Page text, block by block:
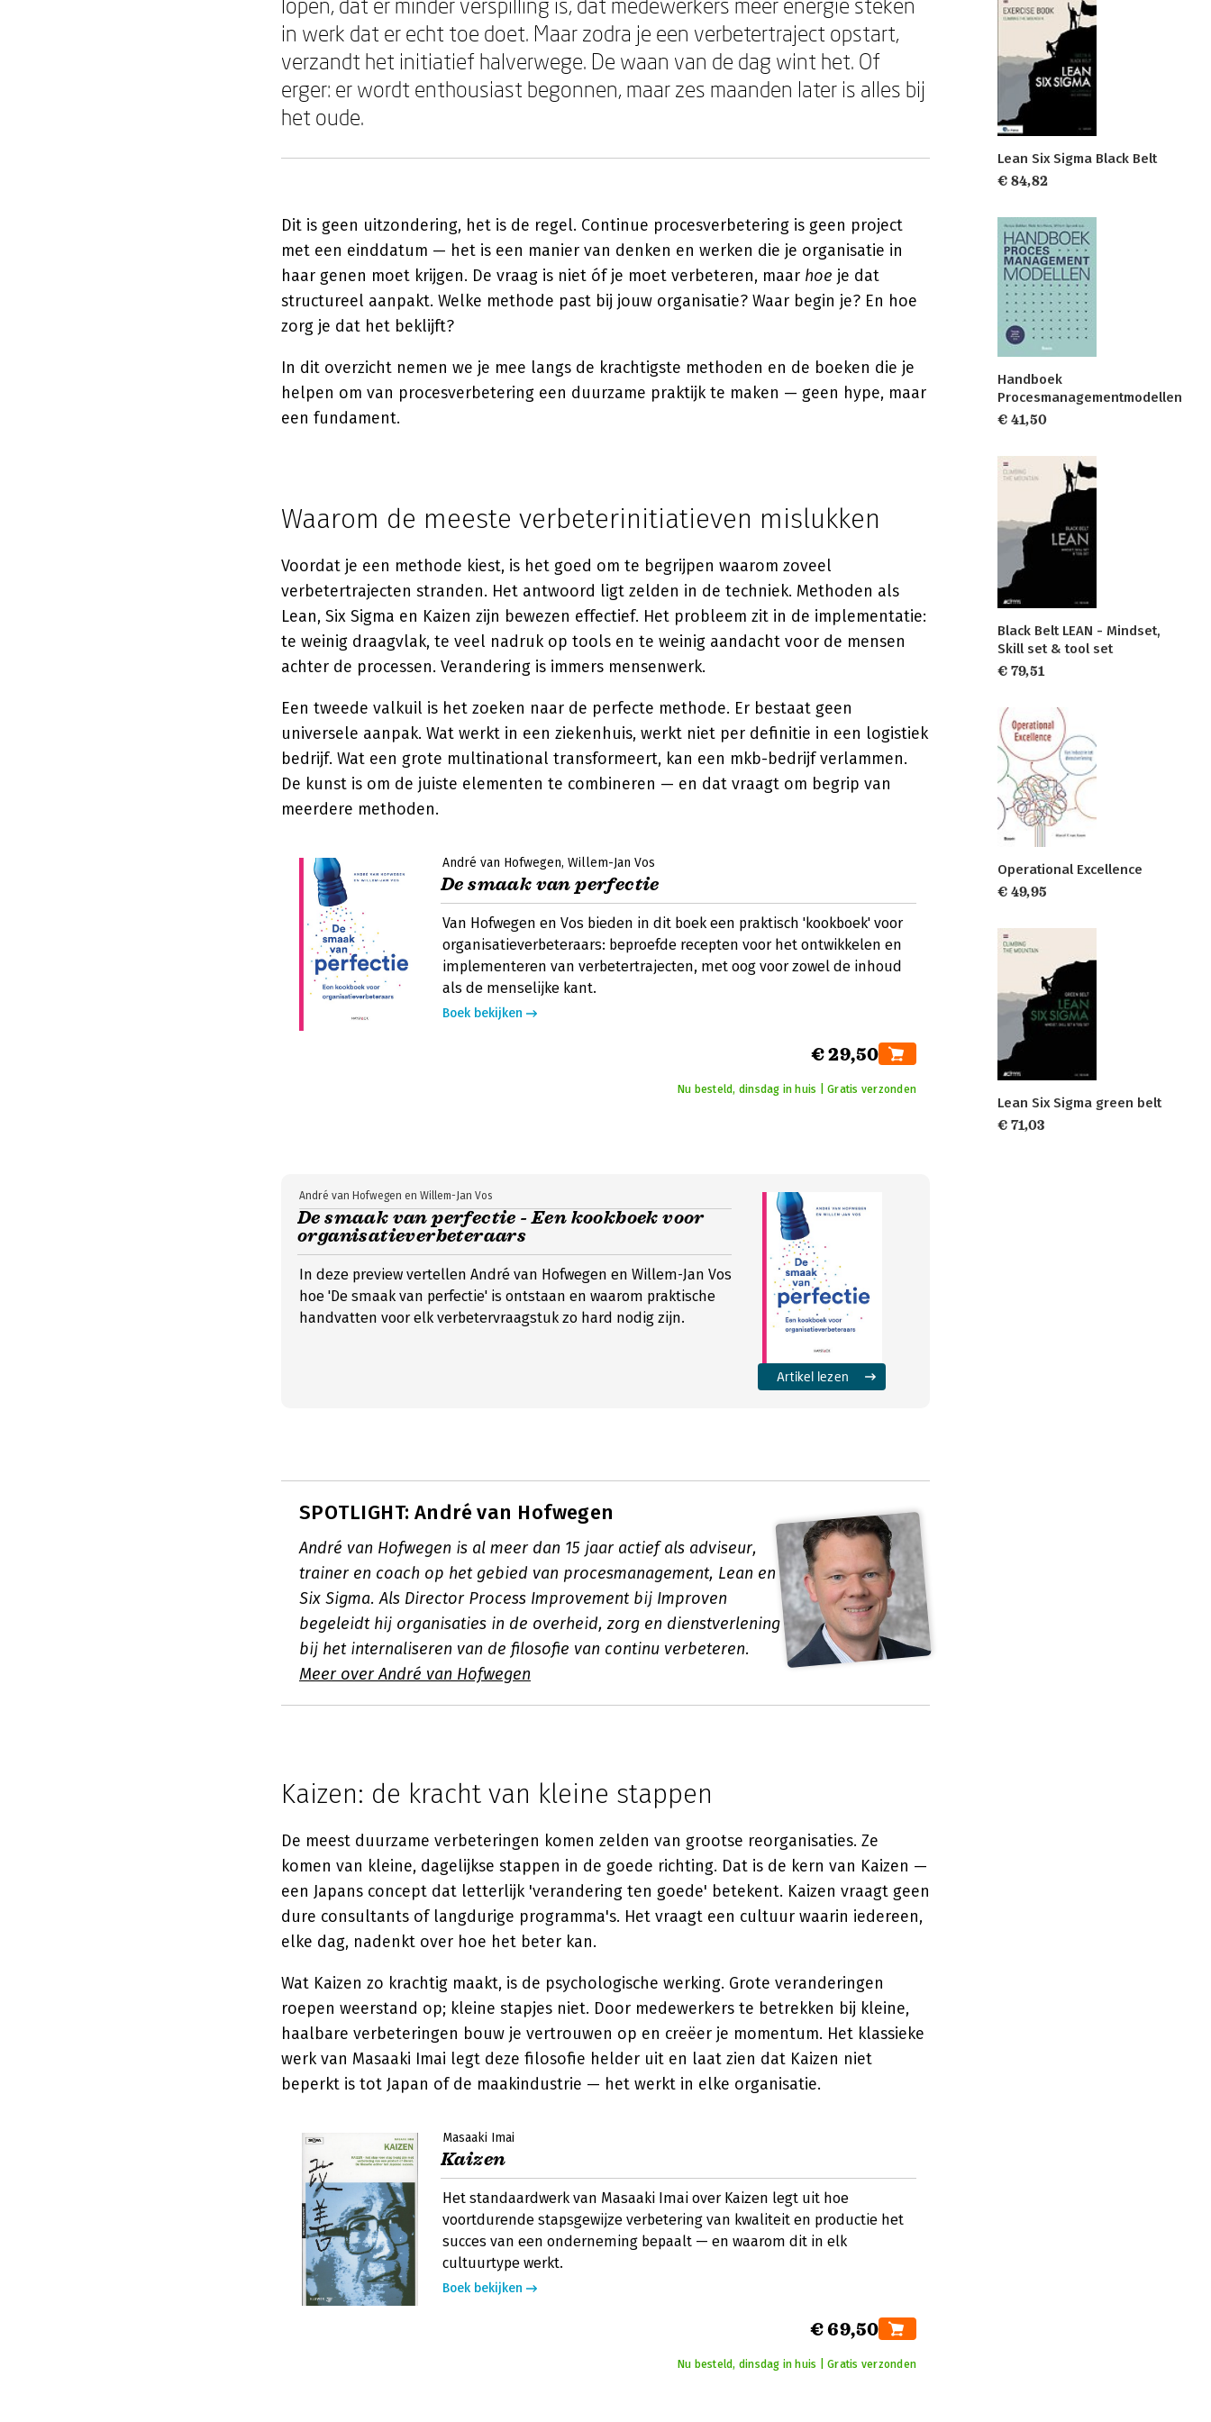
in werk dat er echt toe doet. Maar zodra je een verbetertraject opstart,
verzandt het initiatief halverwege. De waan van de dag wint het. Of
erger: er wordt enthousiast begonnen, maar zes maanden later is alles bij
het oude.
Dit is geen uitzondering, het is de regel. Continue procesverbetering is geen project
met een einddatum — het is een manier van denken en werken die je organisatie in
haar genen moet krijgen. De vraag is niet óf je moet verbeteren, maar hoe je dat
structureel aanpakt. Welke methode past bij jouw organisatie? Waar begin je? En hoe
zorg je dat het beklijft?
In dit overzicht nemen we je mee langs de krachtigste methoden en de boeken die je
helpen om van procesverbetering een duurzame praktijk te maken — geen hype, maar
een fundament.
Waarom de meeste verbeterinitiatieven mislukken
Voordat je een methode kiest, is het goed om te begrijpen waarom zoveel
verbetertrajecten stranden. Het antwoord ligt zelden in de techniek. Methoden als
Lean, Six Sigma en Kaizen zijn bewezen effectief. Het probleem zit in de implementatie:
te weinig draagvlak, te veel nadruk op tools en te weinig aandacht voor de mensen
achter de processen. Verandering is immers mensenwerk.
Een tweede valkuil is het zoeken naar de perfecte methode. Er bestaat geen
universele aanpak. Wat werkt in een ziekenhuis, werkt niet per definitie in een logistiek
bedrijf. Wat een grote multinational transformeert, kan een mkb-bedrijf verlammen.
De kunst is om de juiste elementen te combineren — en dat vraagt om begrip van
meerdere methoden.
André van Hofwegen Willem-Jan Vos
De smaak van perfectie
Van Hofwegen en Vos bieden in dit boek een praktisch 'kookboek' voor
organisatieverbeteraars: beproefde recepten voor het ontwikkelen en
implementeren van verbetertrajecten, met oog voor zowel de inhoud
als de menselijke kant.
Boek bekijken
€ 29,50
Nu besteld, dinsdag in huis | Gratis verzonden
De smaak van perfectie - Een kookboek voor
organisatieverbeteraars
André van Hofwegen en Willem-Jan Vos
In deze preview vertellen André van Hofwegen en Willem-Jan Vos
hoe 'De smaak van perfectie' is ontstaan en waarom praktische
handvatten voor elk verbetervraagstuk zo hard nodig zijn.
Artikel lezen
SPOTLIGHT: André van Hofwegen
André van Hofwegen is al meer dan 15 jaar actief als adviseur,
trainer en coach op het gebied van procesmanagement, Lean en
Six Sigma. Als Director Process Improvement bij Improven
begeleidt hij organisaties in de overheid, zorg en dienstverlening
bij het internaliseren van de filosofie van continu verbeteren.
Meer over André van Hofwegen
Kaizen: de kracht van kleine stappen
De meest duurzame verbeteringen komen zelden van grootse reorganisaties. Ze
komen van kleine, dagelijkse stappen in de goede richting. Dat is de kern van Kaizen —
een Japans concept dat letterlijk 'verandering ten goede' betekent. Kaizen vraagt geen
dure consultants of langdurige programma's. Het vraagt een cultuur waarin iedereen,
elke dag, nadenkt over hoe het beter kan.
Wat Kaizen zo krachtig maakt, is de psychologische werking. Grote veranderingen
roepen weerstand op; kleine stapjes niet. Door medewerkers te betrekken bij kleine,
haalbare verbeteringen bouw je vertrouwen op en creëer je momentum. Het klassieke
werk van Masaaki Imai legt deze filosofie helder uit en laat zien dat Kaizen niet
beperkt is tot Japan of de maakindustrie — het werkt in elke organisatie.
Masaaki Imai
Kaizen
Het standaardwerk van Masaaki Imai over Kaizen legt uit hoe
voortdurende stapsgewijze verbetering van kwaliteit en productie het
succes van een onderneming bepaalt — en waarom dit in elk
cultuurtype werkt.
Boek bekijken
€ 69,50
Nu besteld, dinsdag in huis | Gratis verzonden
Lean Six Sigma Black Belt
€ 84,82
Handboek
Procesmanagementmodellen
€ 41,50
Black Belt LEAN - Mindset,
Skill set & tool set
€ 79,51
Operational Excellence
€ 49,95
Lean Six Sigma green belt
€ 71,03